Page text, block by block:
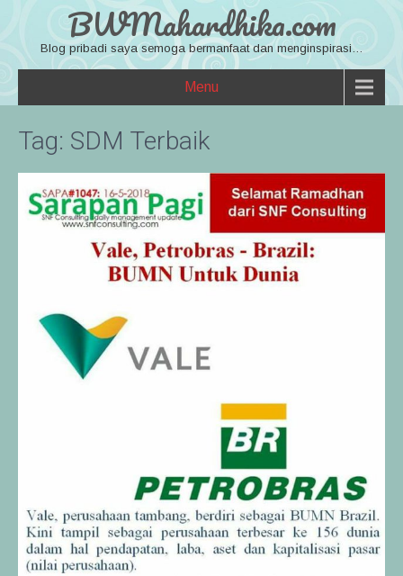
BWMahardhika.com
Blog pribadi saya semoga bermanfaat dan menginspirasi…
Menu
Tag: SDM Terbaik